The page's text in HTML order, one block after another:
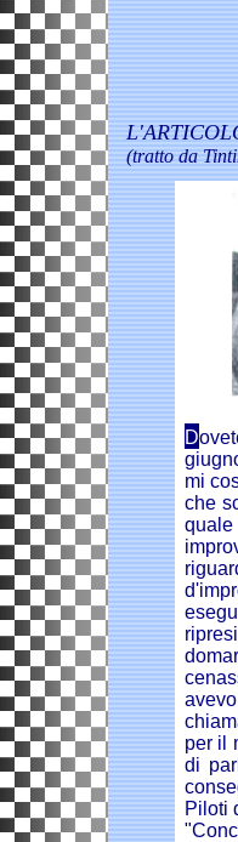
(tratto da
D
mi
che
per il
di
Piloti